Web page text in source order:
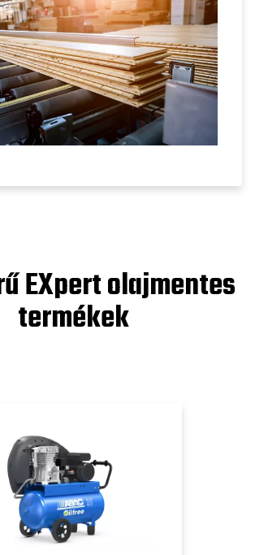
EXpert olajmentes
termékek